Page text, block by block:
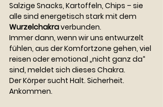
Salzige Snacks, Kartoffeln, Chips – sie
alle sind energetisch stark mit dem
Wurzelchakra verbunden.
Immer dann, wenn wir uns entwurzelt
fühlen, aus der Komfortzone gehen, viel
reisen oder emotional „nicht ganz da“
sind, meldet sich dieses Chakra.
Der Körper sucht Halt. Sicherheit.
Ankommen.